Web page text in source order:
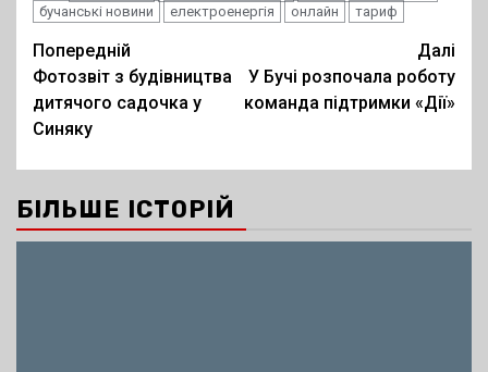
бучанські новини
електроенергія онлайн тариф
Post
navigation
Попередній
Фотозвіт з будівництва
дитячого садочка у
Синяку
Далі
У Бучі розпочала роботу
команда підтримки «Дії»
БІЛЬШЕ ІСТОРІЙ